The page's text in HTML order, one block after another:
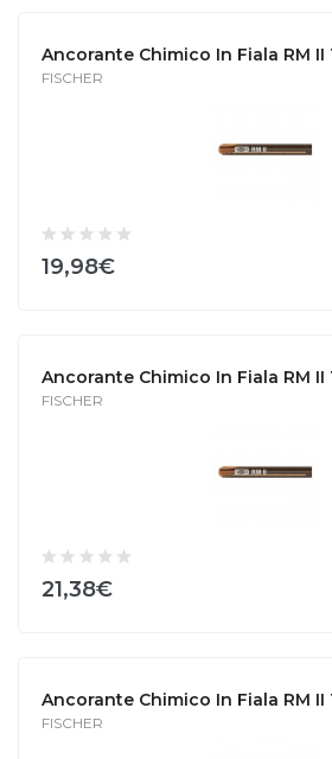
Ancorante Chimico In Fiala RM II
FISCHER
19,98€
Ancorante Chimico In Fiala RM II
FISCHER
21,38€
Ancorante Chimico In Fiala RM II
FISCHER